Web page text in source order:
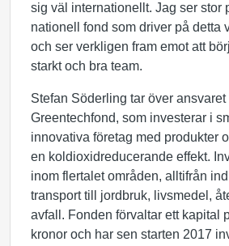
sig väl internationellt. Jag ser stor
nationell fond som driver på detta
och ser verkligen fram emot att
starkt och bra team.
Stefan Söderling tar över
Greentechfond, som investerar i
innovativa företag med produkter
en koldioxidreducerande effekt.
inom flertalet områden, alltifrån
transport till jordbruk, livsmedel,
avfall. Fonden förvaltar ett kapital
kronor och har sen starten 2017